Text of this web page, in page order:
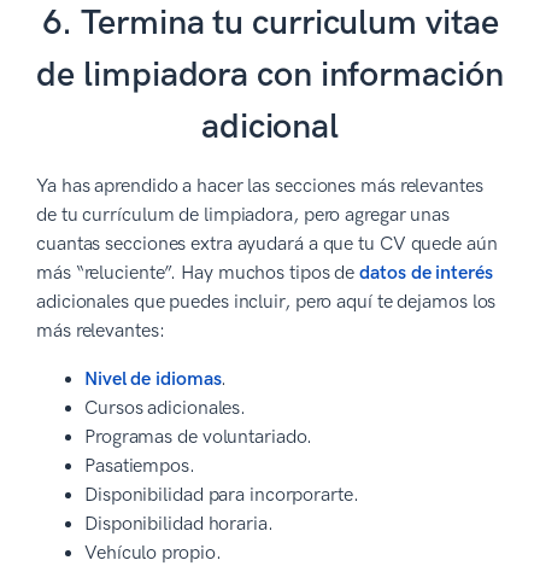
6. Termina tu curriculum vitae
de limpiadora con información
adicional
Ya has aprendido a hacer las secciones más relevantes
de tu currículum de limpiadora, pero agregar unas
cuantas secciones extra ayudará a que tu CV quede aún
más “reluciente”. Hay muchos tipos dedatos de interés
adicionales que puedes incluir, pero aquí te dejamos los
más relevantes:
Nivel de idiomas.
Cursos adicionales.
Programas de voluntariado.
Pasatiempos.
Disponibilidad para incorporarte.
Disponibilidad horaria.
Vehículo propio.